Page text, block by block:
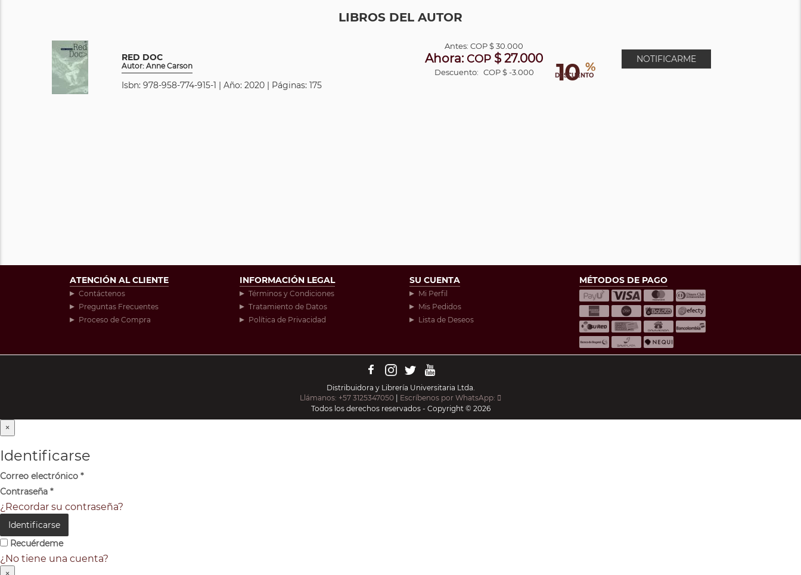
LIBROS DEL AUTOR
RED DOC
Autor: Anne Carson
Isbn: 978-958-774-915-1 | Año: 2020 | Páginas: 175 10 %
DESCUENTO
Antes:COP$ 30.000
Ahora: COP $ 27.000
Descuento: COP $ -3.000
NOTIFICARME
ATENCIÓN AL CLIENTE
Contáctenos
Preguntas Frecuentes
Proceso de Compra
INFORMACIÓN LEGAL
Términos y Condiciones
Tratamiento de Datos
Política de Privacidad
SU CUENTA
Mi Perfil
Mis Pedidos
Lista de Deseos
MÉTODOS DE PAGO
Distribuidora y Librería Universitaria Ltda.
Llámanos: +57 3125347050
Escríbenos por WhatsApp:
Todos los derechos reservados - Copyright © 2026
×
Identificarse
Correo electrónico *
Contraseña *
¿Recordar su contraseña?
Identificarse
Recuérdeme
¿No tiene una cuenta?